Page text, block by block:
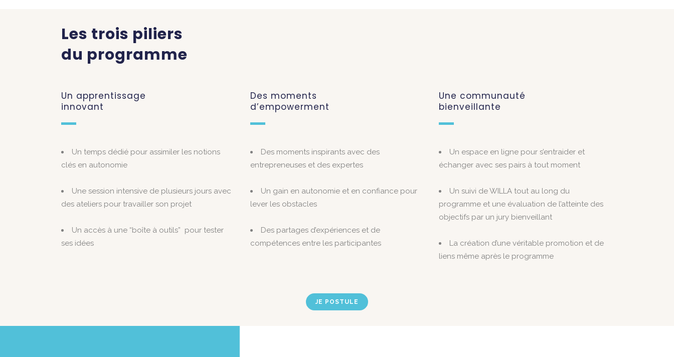
Les trois piliers
du programme
Un apprentissage
innovant
Un temps dédié pour assimiler les notions
clés en autonomie
Une session intensive de plusieurs jours avec
des ateliers pour travailler son projet
Un accès à une “boîte à outils” pour tester
ses idées
Des moments
d’empowerment
Des moments inspirants avec des
entrepreneuses et des expertes
Un gain en autonomie et en confiance pour
lever les obstacles
Des partages d’expériences et de
compétences entre les participantes
Une communauté
bienveillante
Un espace en ligne pour s’entraider et
échanger avec ses pairs à tout moment
Un suivi de WILLA tout au long du
programme et une évaluation de l’atteinte des
objectifs par un jury bienveillant
La création d’une véritable promotion et de
liens même après le programme
JE POSTULE